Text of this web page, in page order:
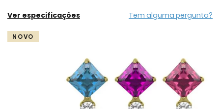
Ver especificações Tem alguma pergunta?
Skip
NOVO